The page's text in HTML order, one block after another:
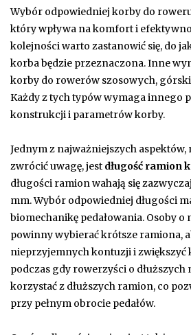
Wybór odpowiedniej korby do
który wpływa na komfort i
kolejności warto zastanowić się, do
korba będzie przeznaczona. Inne
korby do rowerów szosowych,
Każdy z tych typów wymaga innego
konstrukcji i parametrów korby.
Jednym z najważniejszych aspektów,
zwrócić uwagę, jest długość ramion
długości ramion wahają się
mm. Wybór odpowiedniej długości
biomechanikę pedałowania. Osoby
powinny wybierać krótsze ramiona,
nieprzyjemnych kontuzji i zwiększyć
podczas gdy rowerzyści o dłuższych
korzystać z dłuższych ramion, co
przy pełnym obrocie pedałów.